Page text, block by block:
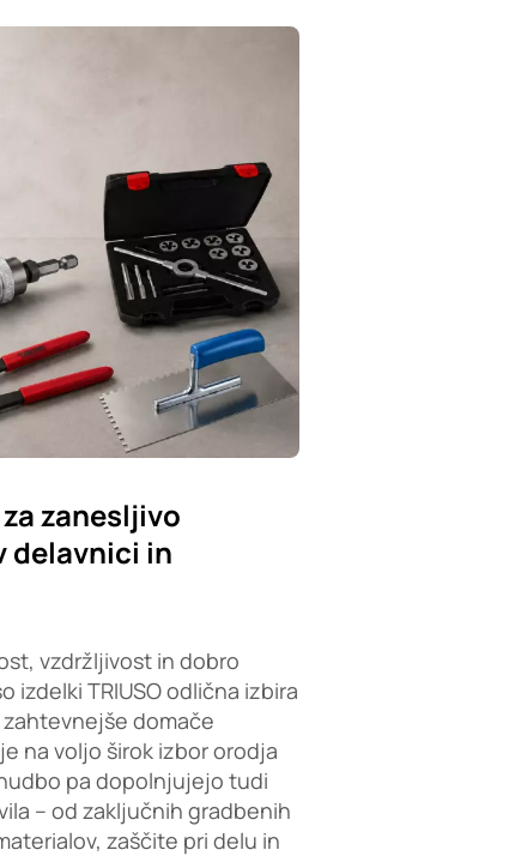
zanesljivo
delavnici in
vzdržljivost in dobro
izdelki TRIUSO odlična izbira
domače
na voljo širok izbor orodja
pa dopolnjujejo tudi
– od zaključnih gradbenih
zaščite pri delu in